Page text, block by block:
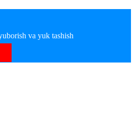
va yuk tashish